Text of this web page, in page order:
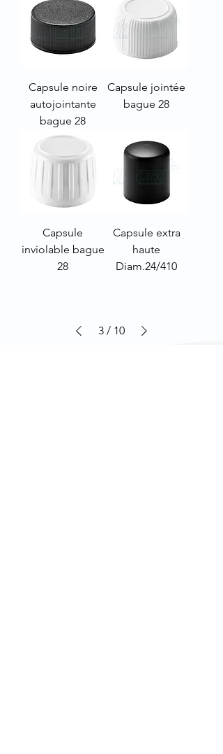
Capsule noire
autojointante
bague 28
Capsule jointée
bague 28
Capsule
inviolable bague
28
Capsule extra
haute
Diam.24/410
3 / 10